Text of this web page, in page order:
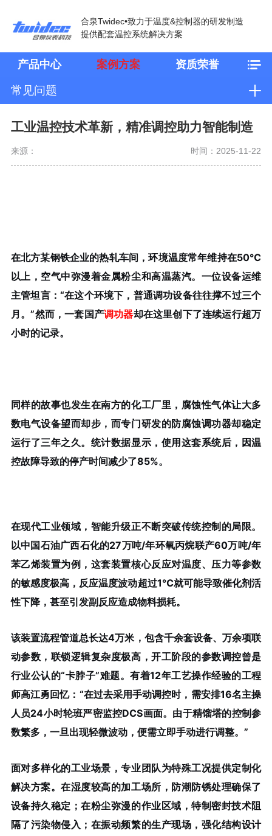
合泉Twidec•致力于温度&控制器的研发制造
提供配套温控系统解决方案
产品中心 案例方案 资质荣誉
常见问题
工业温控技术革新，精准调控助力智能制造
来源： 时间：2025-11-22
在北方某钢铁企业的热轧车间，环境温度常年维持在50℃
以上，空气中弥漫着金属粉尘和高温蒸汽。一位设备运维
主管坦言：“在这个环境下，普通调功设备往往撑不过三个
月。”然而，一套国产调功器却在这里创下了连续运行超万
小时的记录。
同样的故事也发生在南方的化工厂里，腐蚀性气体让大多
数电气设备望而却步，而专门研发的防腐蚀调功器却稳定
运行了三年之久。统计数据显示，使用这套系统后，因温
控故障导致的停产时间减少了85%。
在现代工业领域，智能升级正不断突破传统控制的局限。
以中国石油广西石化的27万吨/年环氧丙烷联产60万吨/年
苯乙烯装置为例，这套装置核心反应对温度、压力等参数
的敏感度极高，反应温度波动超过1℃就可能导致催化剂活
性下降，甚至引发副反应造成物料损耗。
该装置流程管道总长达4万米，包含千余套设备、万余项联
动参数，联锁逻辑复杂度极高，开工阶段的参数调控曾是
行业公认的“卡脖子”难题。有着12年工艺操作经验的工程
师高江勇回忆：“在过去采用手动调控时，需安排16名主操
人员24小时轮班严密监控DCS画面。由于精馏塔的控制参
数繁多，一旦出现轻微波动，便需立即手动进行调整。”
面对多样化的工业场景，专业团队为特殊工况提供定制化
解决方案。在湿度较高的加工场所，防潮防锈处理确保了
设备持久稳定；在粉尘弥漫的作业区域，特制密封技术阻
隔了污染物侵入；在振动频繁的生产现场，强化结构设计